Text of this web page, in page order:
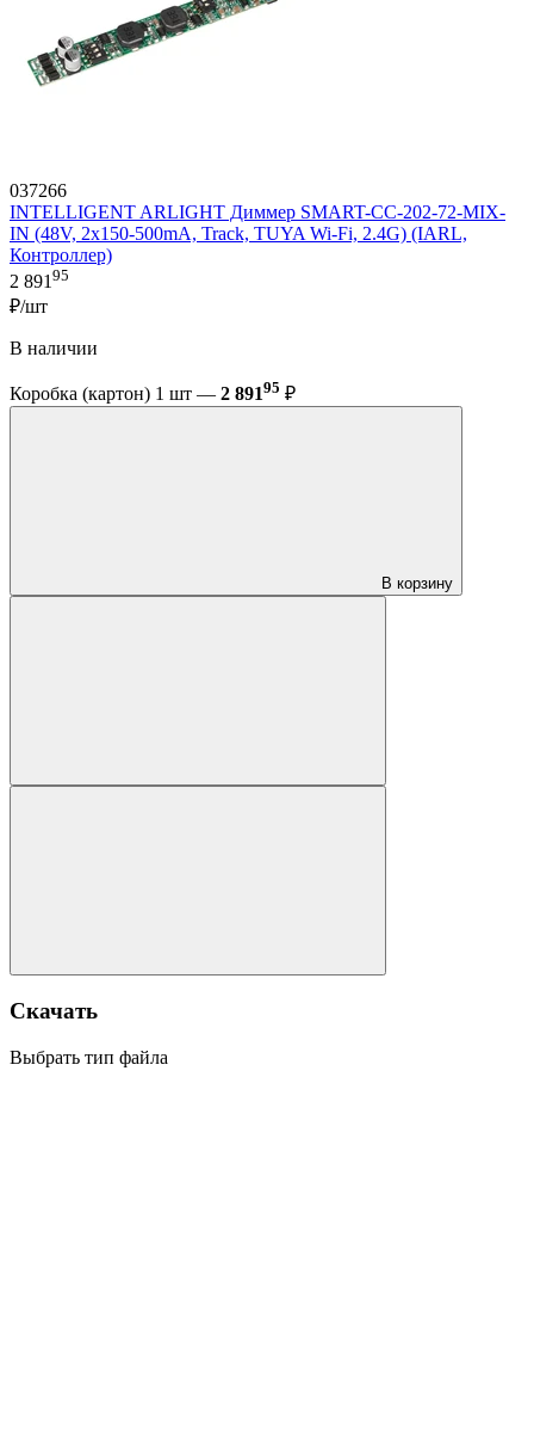
037266
INTELLIGENT ARLIGHT Диммер SMART-CC-202-72-MIX-
IN (48V, 2x150-500mA, Track, TUYA Wi-Fi, 2.4G) (IARL,
Контроллер)
2 891 95
₽/шт
В наличии
Коробка (картон) 1 шт — 2 89195 ₽
В корзину
Скачать
Выбрать тип файла